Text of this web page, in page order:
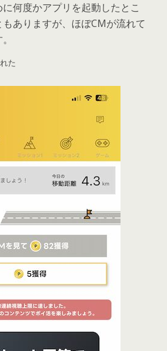
何度かアプリを起動したとこ
ありますが、ほぼCMが流れて
た